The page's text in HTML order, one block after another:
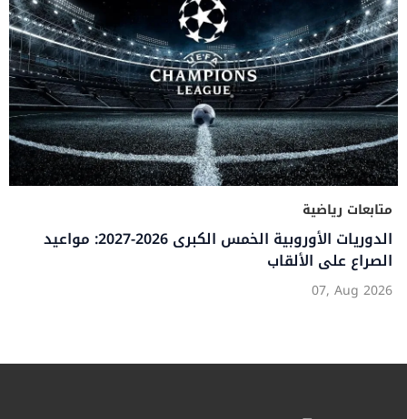
متابعات رياضية
الدوريات الأوروبية الخمس الكبرى 2026-2027: مواعيد
الصراع على الألقاب
07, Aug 2026